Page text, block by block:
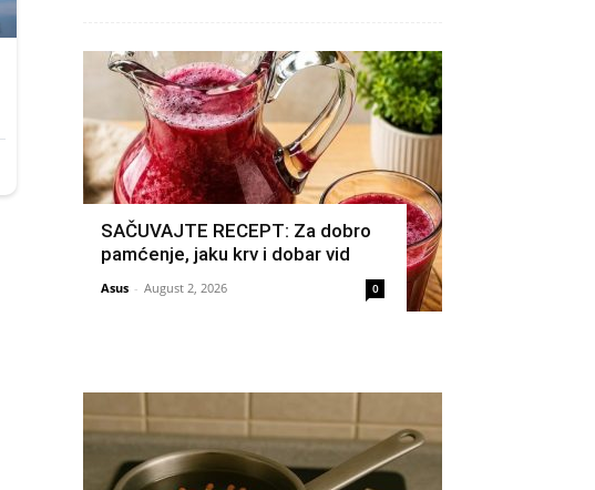
SAČUVAJTE RECEPT: Za dobro
pamćenje, jaku krv i dobar vid
Asus - August 2, 2026 0